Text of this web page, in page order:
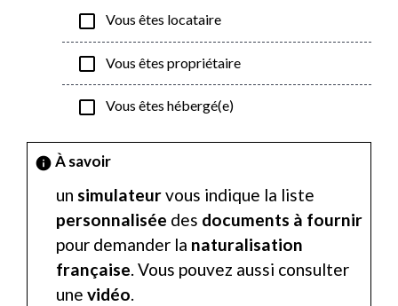
check_box_outline_blank Vous êtes locataire
check_box_outline_blank Vous êtes propriétaire
check_box_outline_blank Vous êtes hébergé(e)
info À savoir
un simulateurvous indique la liste
personnalisée des documents à fournir
pour demander la naturalisation
française. Vous pouvez aussi consulter
une vidéo.